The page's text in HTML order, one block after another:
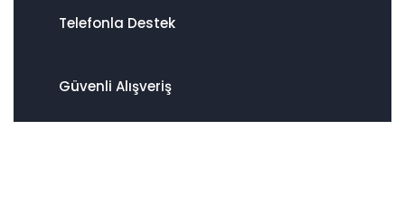
Telefonla Destek
Güvenli Alışveriş